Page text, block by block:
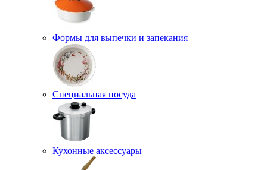
Формы для выпечки и запекания
Специальная посуда
Кухонные аксессуары